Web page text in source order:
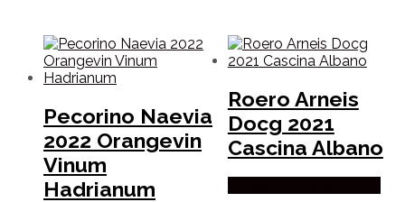
Pecorino Naevia
2022 Orangevin
Vinum
Hadrianum
Roero Arneis
Docg 2021
Cascina Albano